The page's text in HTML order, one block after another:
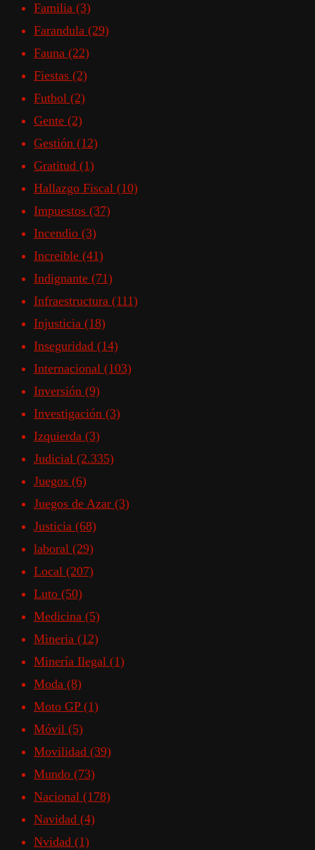
Familia (3)
Farandula (29)
Fauna (22)
Fiestas (2)
Futbol (2)
Gente (2)
Gestión (12)
Gratitud (1)
Hallazgo Fiscal (10)
Impuestos (37)
Incendio (3)
Increible (41)
Indignante (71)
Infraestructura (111)
Injusticia (18)
Inseguridad (14)
Internacional (103)
Inversión (9)
Investigación (3)
Izquierda (3)
Judicial (2.335)
Juegos (6)
Juegos de Azar (3)
Justicia (68)
laboral (29)
Local (207)
Luto (50)
Medicina (5)
Mineria (12)
Minería Ilegal (1)
Moda (8)
Moto GP (1)
Móvil (5)
Movilidad (39)
Mundo (73)
Nacional (178)
Navidad (4)
Nvidad (1)